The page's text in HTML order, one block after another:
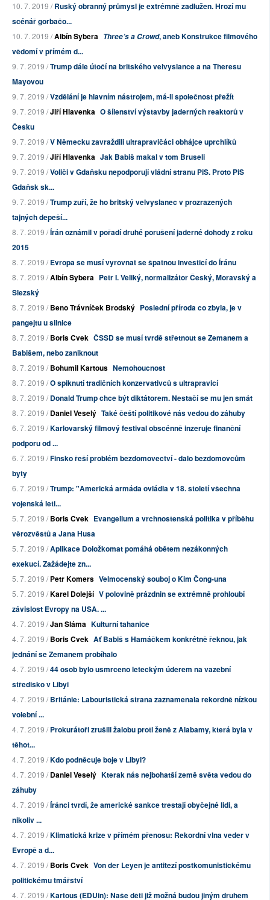
10. 7. 2019 /Ruský obranný průmysl je extrémně zadlužen. Hrozí mu
scénář gorbačo...
10. 7. 2019 /Albín Sybera Three’s a Crowd, aneb Konstrukce filmového
vědomí v přímém d...
9. 7. 2019 /Trump dále útočí na britského velvyslance a na Theresu
Mayovou
9. 7. 2019 /Vzdělání je hlavním nástrojem, má-li společnost přežít
9. 7. 2019 /Jiří Hlavenka O šílenství výstavby jaderných reaktorů v
Česku
9. 7. 2019 /V Německu zavraždili ultrapravičáci obhájce uprchlíků
9. 7. 2019 /Jiří Hlavenka Jak Babiš makal v tom Bruseli
9. 7. 2019 /Voliči v Gdaňsku nepodporují vládní stranu PiS. Proto PiS
Gdaňsk sk...
9. 7. 2019 /Trump zuří, že ho britský velvyslanec v prozrazených
tajných depeší...
8. 7. 2019 /Írán oznámil v pořadí druhé porušení jaderné dohody z roku
2015
8. 7. 2019 /Evropa se musí vyrovnat se špatnou investicí do Íránu
8. 7. 2019 /Albín Sybera Petr I. Veliký, normalizátor Český, Moravský a
Slezský
8. 7. 2019 /Beno Trávníček Brodský Poslední příroda co zbyla, je v
pangejtu u silnice
8. 7. 2019 /Boris Cvek ČSSD se musí tvrdě střetnout se Zemanem a
Babišem, nebo zaniknout
8. 7. 2019 /Bohumil Kartous Nemohoucnost
8. 7. 2019 /O spiknutí tradičních konzervativců s ultrapravicí
8. 7. 2019 /Donald Trump chce být diktátorem. Nestačí se mu jen smát
8. 7. 2019 /Daniel Veselý Také čeští politikové nás vedou do záhuby
6. 7. 2019 /Karlovarský filmový festival obscénně inzeruje finanční
podporu od ...
6. 7. 2019 /Finsko řeší problém bezdomovectví - dalo bezdomovcům
byty
6. 7. 2019 /Trump: "Americká armáda ovládla v 18. století všechna
vojenská leti...
5. 7. 2019 /Boris Cvek Evangelium a vrchnostenská politika v příběhu
věrozvěstů a Jana Husa
5. 7. 2019 /Aplikace Doložkomat pomáhá obětem nezákonných
exekucí. Zažádejte zn...
5. 7. 2019 /Petr Komers Velmocenský souboj o Kim Čong-una
5. 7. 2019 /Karel Dolejší V polovině prázdnin se extrémně prohloubí
závislost Evropy na USA. ...
4. 7. 2019 /Jan Sláma Kulturní tahanice
4. 7. 2019 /Boris Cvek Ať Babiš s Hamáčkem konkrétně řeknou, jak
jednání se Zemanem probíhalo
4. 7. 2019 /44 osob bylo usmrceno leteckým úderem na vazební
středisko v Libyi
4. 7. 2019 /Británie: Labouristická strana zaznamenala rekordně nízkou
volební ...
4. 7. 2019 /Prokurátoři zrušili žalobu proti ženě z Alabamy, která byla v
těhot...
4. 7. 2019 /Kdo podněcuje boje v Libyi?
4. 7. 2019 /Daniel Veselý Kterak nás nejbohatší země světa vedou do
záhuby
4. 7. 2019 /Íránci tvrdí, že americké sankce trestají obyčejné lidi, a
nikoliv ...
4. 7. 2019 /Klimatická krize v přímém přenosu: Rekordní vlna veder v
Evropě a d...
4. 7. 2019 /Boris Cvek Von der Leyen je antitezí postkomunistickému
politickému tmářství
4. 7. 2019 /Kartous (EDUin): Naše děti již možná budou jiným druhem